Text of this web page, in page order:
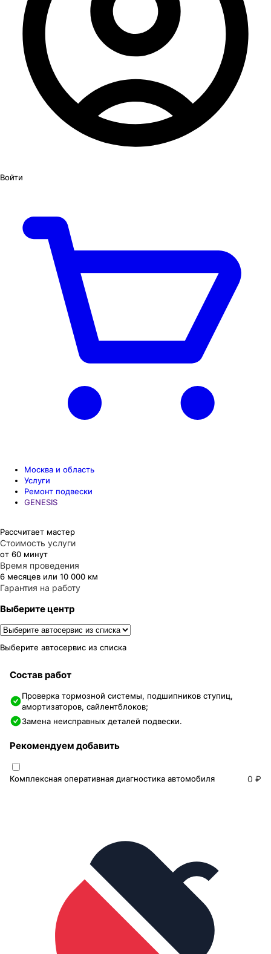
Войти
Москва и область
Услуги
Ремонт подвески
GENESIS
Рассчитает мастер
Стоимость услуги
от 60 минут
Время проведения
6 месяцев или 10 000 км
Гарантия на работу
Выберите центр
Выберите автосервис из списка
Состав работ
Проверка тормозной системы, подшипников ступиц,
амортизаторов, сайлентблоков;
Замена неисправных деталей подвески.
Рекомендуем добавить
Комплексная оперативная диагностика автомобиля 0 ₽